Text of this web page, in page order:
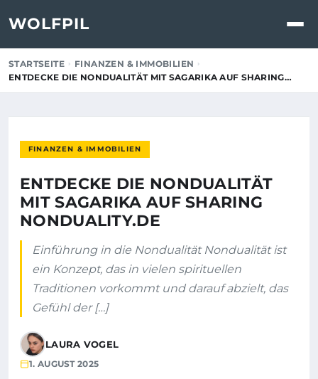
WOLFPIL
STARTSEITE
FINANZEN & IMMOBILIEN
ENTDECKE DIE NONDUALITÄT MIT SAGARIKA AUF SHARING…
FINANZEN & IMMOBILIEN
ENTDECKE DIE NONDUALITÄT
MIT SAGARIKA AUF SHARING
NONDUALITY.DE
Einführung in die Nondualität Nondualität ist
ein Konzept, das in vielen spirituellen
Traditionen vorkommt und darauf abzielt, das
Gefühl der […]
LAURA VOGEL
1. AUGUST 2025